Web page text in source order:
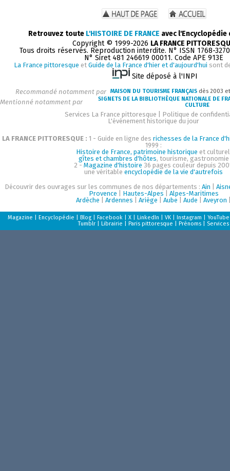
Retrouvez toute L'HISTOIRE DE FRANCE avec
Copyright © 1999-2026 LA FRANCE
Tous droits réservés. Reproduction interdite. N° ISSN 1768-
N° Siret 481 246619 00011. Code APE 913E
La France pittoresque et Guide de la France d'hier et d'aujourd'hui sont
Site déposé à l'INPI
Recommandé notamment par MAISON DU TOURISME FRANÇAIS dès 2003
Mentionné notamment par
SIGNETS DE LA BIBLIOTHÈQUE NATIONALE DE
CULTURE
Services La France pittoresque
Politique de
L'événement historique du jour
LA FRANCE PITTORESQUE : 1 - Guide en ligne des richesses de la France
1999 :
Histoire de France, patrimoine historique et
gîtes et chambres d'hôtes, tourisme, gastronomie
2 - Magazine d'histoire 36 pages couleur depuis
une véritableencyclopédie de la vie d'autrefois
Découvrir des ouvrages sur les communes de nos départements :Ain |
Provence
Hautes-Alpes
Alpes-Maritimes
Ardèche |Ardennes |Ariège |Aube |Aude |Aveyron
Magazine |Encyclopédie |Blog |Facebook |X |LinkedIn |VK |Instagram |YouTube
Tumblr |Librairie |Paris pittoresque |Prénoms Services